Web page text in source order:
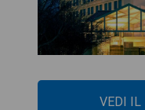
VEDI IL